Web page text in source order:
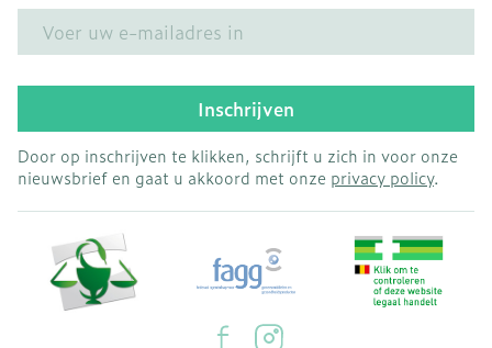
Inschrijven
Door op inschrijven te klikken, schrijft u zich in voor onze
nieuwsbrief en gaat u akkoord met onze privacy policy.